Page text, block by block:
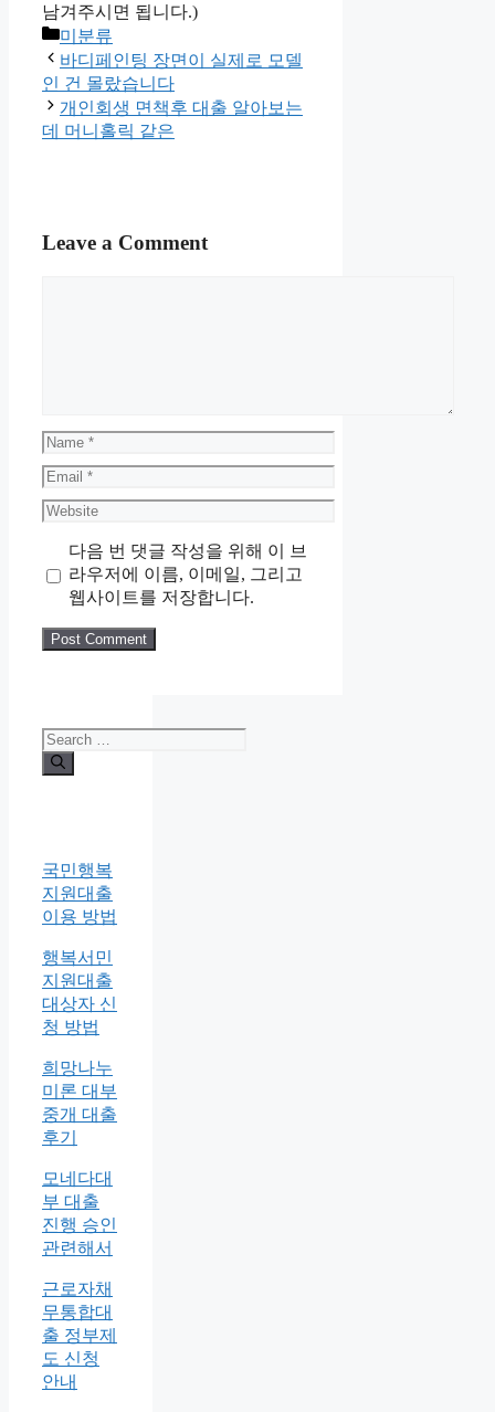
남겨주시면 됩니다.)
Categories
미분류
바디페인팅 장면이 실제로 모델
인 건 몰랐습니다
개인회생 면책후 대출 알아보는
데 머니홀릭 같은
Leave a Comment
Name
Email
Website
다음 번 댓글 작성을 위해 이 브
라우저에 이름, 이메일, 그리고
웹사이트를 저장합니다.
Search
for:
국민행복
지원대출
이용 방법
행복서민
지원대출
대상자 신
청 방법
희망나누
미론 대부
중개 대출
후기
모네다대
부 대출
진행 승인
관련해서
근로자채
무통합대
출 정부제
도 신청
안내